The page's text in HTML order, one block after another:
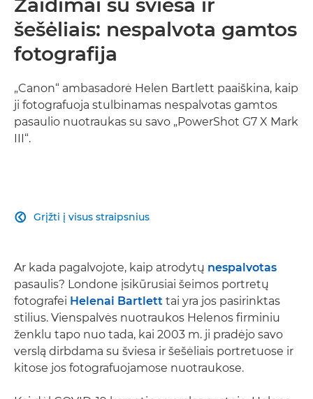
Žaidimai su šviesa ir
šešėliais: nespalvota gamtos
fotografija
„Canon“ ambasadorė Helen Bartlett paaiškina, kaip
ji fotografuoja stulbinamas nespalvotas gamtos
pasaulio nuotraukas su savo „PowerShot G7 X Mark
III“.
Grįžti į visus straipsnius

Ar kada pagalvojote, kaip atrodytų nespalvotas
pasaulis? Londone įsikūrusiai šeimos portretų
fotografei Helenai Bartlett tai yra jos pasirinktas
stilius. Vienspalvės nuotraukos Helenos firminiu
ženklu tapo nuo tada, kai 2003 m. ji pradėjo savo
verslą dirbdama su šviesa ir šešėliais portretuose ir
kitose jos fotografuojamose nuotraukose.